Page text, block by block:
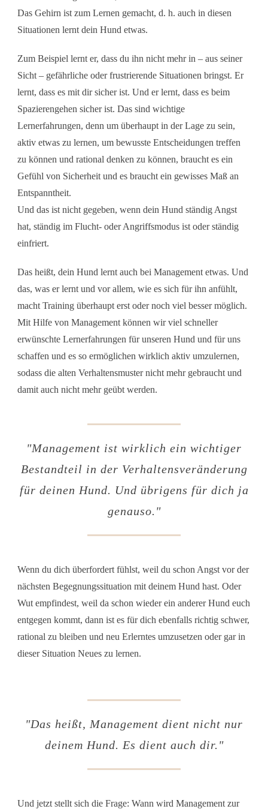
Das Gehirn ist zum Lernen gemacht, d. h. auch in diesen
Situationen lernt dein Hund etwas.
Zum Beispiel lernt er, dass du ihn nicht mehr in – aus seiner
Sicht – gefährliche oder frustrierende Situationen bringst. Er
lernt, dass es mit dir sicher ist. Und er lernt, dass es beim
Spazierengehen sicher ist. Das sind wichtige
Lernerfahrungen, denn um überhaupt in der Lage zu sein,
aktiv etwas zu lernen, um bewusste Entscheidungen treffen
zu können und rational denken zu können, braucht es ein
Gefühl von Sicherheit und es braucht ein gewisses Maß an
Entspanntheit.
Und das ist nicht gegeben, wenn dein Hund ständig Angst
hat, ständig im Flucht- oder Angriffsmodus ist oder ständig
einfriert.
Das heißt, dein Hund lernt auch bei Management etwas. Und
das, was er lernt und vor allem, wie es sich für ihn anfühlt,
macht Training überhaupt erst oder noch viel besser möglich.
Mit Hilfe von Management können wir viel schneller
erwünschte Lernerfahrungen für unseren Hund und für uns
schaffen und es so ermöglichen wirklich aktiv umzulernen,
sodass die alten Verhaltensmuster nicht mehr gebraucht und
damit auch nicht mehr geübt werden.
"Management ist wirklich ein wichtiger
Bestandteil in der Verhaltensveränderung
für deinen Hund. Und übrigens für dich ja
genauso. "
Wenn du dich überfordert fühlst, weil du schon Angst vor der
nächsten Begegnungssituation mit deinem Hund hast. Oder
Wut empfindest, weil da schon wieder ein anderer Hund euch
entgegen kommt, dann ist es für dich ebenfalls richtig schwer,
rational zu bleiben und neu Erlerntes umzusetzen oder gar in
dieser Situation Neues zu lernen.
"Das heißt, Management dient nicht nur
deinem Hund. Es dient auch dir. "
Und jetzt stellt sich die Frage: Wann wird Management zur